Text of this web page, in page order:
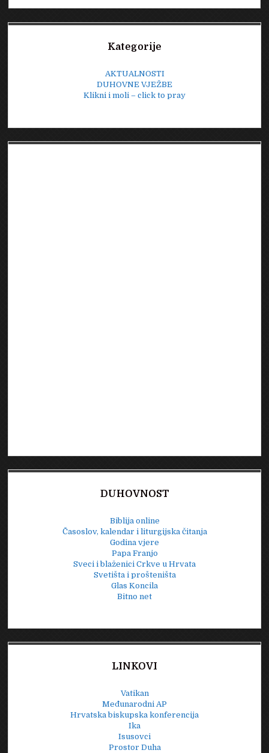
Kategorije
AKTUALNOSTI
DUHOVNE VJEŽBE
Klikni i moli – click to pray
DUHOVNOST
Biblija online
Časoslov, kalendar i liturgijska čitanja
Godina vjere
Papa Franjo
Sveci i blaženici Crkve u Hrvata
Svetišta i prošteništa
Glas Koncila
Bitno net
LINKOVI
Vatikan
Međunarodni AP
Hrvatska biskupska konferencija
Ika
Isusovci
Prostor Duha